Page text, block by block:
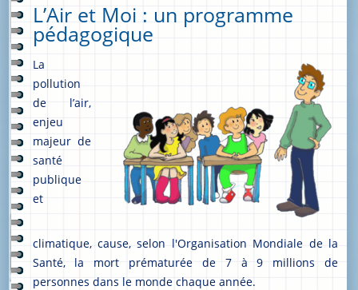
L’Air et Moi : un programme
pédagogique
La
pollution
de l’air,
enjeu
majeur de
santé
publique
et
climatique, cause, selon l'Organisation Mondiale de la
Santé, la mort prématurée de 7 à 9 millions de
personnes dans le monde chaque année.